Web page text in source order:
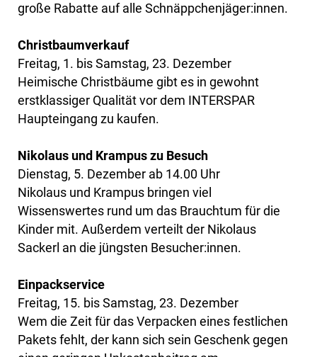
große Rabatte auf alle Schnäppchenjäger:innen.
Christbaumverkauf
Freitag, 1. bis Samstag, 23. Dezember
Heimische Christbäume gibt es in gewohnt
erstklassiger Qualität vor dem INTERSPAR
Haupteingang zu kaufen.
Nikolaus und Krampus zu Besuch
Dienstag, 5. Dezember ab 14.00 Uhr
Nikolaus und Krampus bringen viel
Wissenswertes rund um das Brauchtum für die
Kinder mit. Außerdem verteilt der Nikolaus
Sackerl an die jüngsten Besucher:innen.
Einpackservice
Freitag, 15. bis Samstag, 23. Dezember
Wem die Zeit für das Verpacken eines festlichen
Pakets fehlt, der kann sich sein Geschenk gegen